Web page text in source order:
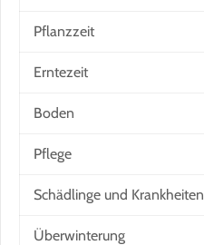
Pflanzzeit
Erntezeit
Boden
Pflege
Schädlinge und Krankheiten
Überwinterung